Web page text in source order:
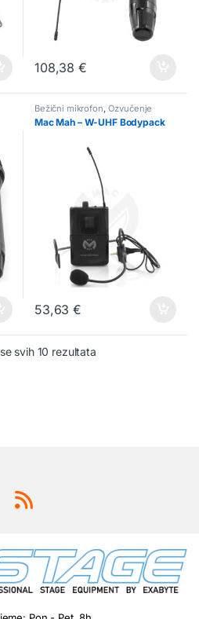
108,38€
Bežični mikrofon, Ozvučenje
Mac Mah – W-UHF Bodypack
53,63€
svih 10 rezultata